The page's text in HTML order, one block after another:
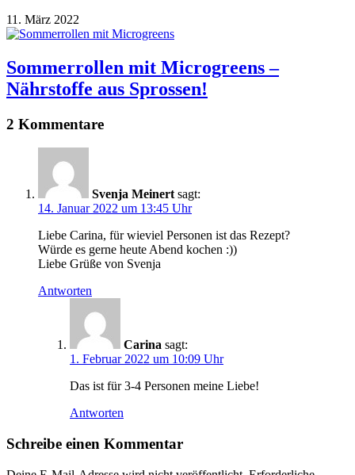
11. März 2022
Sommerrollen mit Microgreens –
Nährstoffe aus Sprossen!
2 Kommentare
Svenja Meinert sagt:
14. Januar 2022 um 13:45 Uhr
Liebe Carina, für wieviel Personen ist das Rezept?
Würde es gerne heute Abend kochen :))
Liebe Grüße von Svenja
Antworten
Carina sagt:
1. Februar 2022 um 10:09 Uhr
Das ist für 3-4 Personen meine Liebe!
Antworten
Schreibe einen Kommentar